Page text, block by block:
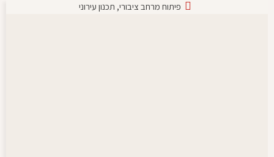
פיתוח מרחב ציבורי, תכנון עירוני